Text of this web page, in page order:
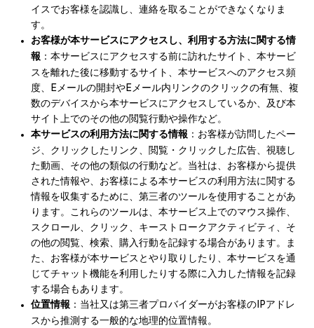
イスでお客様を認識し、連絡を取ることができなくなりま
す。
お客様が本サービスにアクセスし、利用する方法に関する情
報 ：本サービスにアクセスする前に訪れたサイト、本サービ
スを離れた後に移動するサイト、本サービスへのアクセス頻
度、Eメールの開封やEメール内リンクのクリックの有無、複
数のデバイスから本サービスにアクセスしているか、及び本
サイト上でのその他の閲覧行動や操作など。
本サービスの利用方法に関する情報 ：お客様が訪問したペー
ジ、クリックしたリンク、閲覧・クリックした広告、視聴し
た動画、その他の類似の行動など。当社は、お客様から提供
された情報や、お客様による本サービスの利用方法に関する
情報を収集するために、第三者のツールを使用することがあ
ります。これらのツールは、本サービス上でのマウス操作、
スクロール、クリック、キーストロークアクティビティ、そ
の他の閲覧、検索、購入行動を記録する場合があります。ま
た、お客様が本サービスとやり取りしたり、本サービスを通
じてチャット機能を利用したりする際に入力した情報を記録
する場合もあります。
位置情報 ：当社又は第三者プロバイダーがお客様のIPアドレ
スから推測する一般的な地理的位置情報。